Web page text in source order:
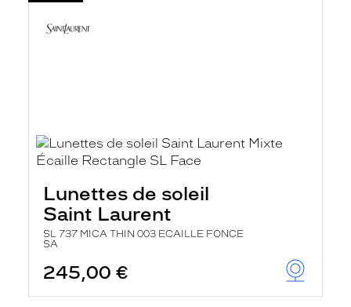
Lunettes de soleil
Saint Laurent
SL 737 MICA THIN 003 ECAILLE FONCE
SA
245,00 €